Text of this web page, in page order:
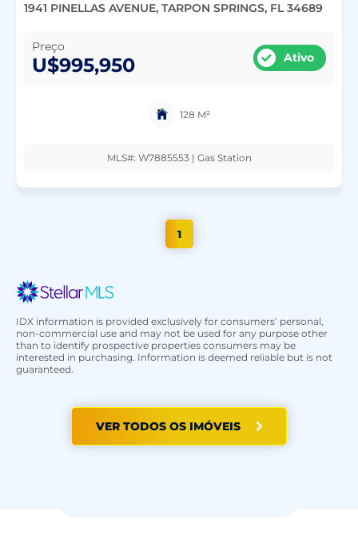
1941 PINELLAS AVENUE, TARPON SPRINGS, FL 34689
Preço
U$995,950 Ativo
128 M²
MLS#: W7885553 | Gas Station
1
IDX information is provided exclusively for consumers’ personal,
non-commercial use and may not be used for any purpose other
than to identify prospective properties consumers may be
interested in purchasing. Information is deemed reliable but is not
guaranteed.
VER TODOS OS IMÓVEIS